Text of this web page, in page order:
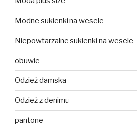
Modne sukienki na wesele
Niepowtarzalne sukienki na wesele
obuwie
Odzież damska
Odzież z denimu
pantone